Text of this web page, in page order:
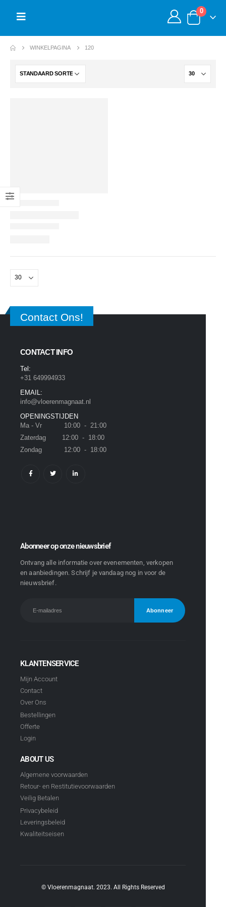
0
WINKELPAGINA 120
Contact Ons!
CONTACT INFO
Tel:
+31 649994933
EMAIL:
info@vloerenmagnaat.nl
OPENINGSTIJDEN
Ma - Vr 10:00 - 21:00
Zaterdag 12:00 - 18:00
Zondag 12:00 - 18:00
Abonneer op onze nieuwsbrief
Ontvang alle informatie over evenementen, verkopen
en aanbiedingen. Schrijf je vandaag nog in voor de
nieuwsbrief.
KLANTENSERVICE
Mijn Account
Contact
Over Ons
Bestellingen
Offerte
Login
ABOUT US
Algemene voorwaarden
Retour- en Restitutievoorwaarden
Veilig Betalen
Privacybeleid
Leveringsbeleid
Kwaliteitseisen
© Vloerenmagnaat. 2023. All Rights Reserved